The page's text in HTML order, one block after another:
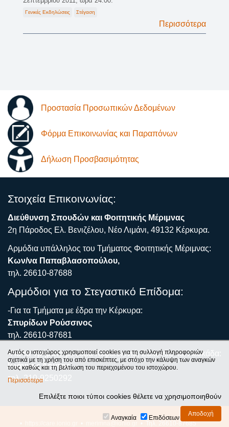
Γενικές Εκδηλώσεις Στέγαση
Περισσότερα
Προστασία Προσωπικών Δεδομένων
Φόρμα Επικοινωνίας και Παραπόνων
Δήλωση Προσβασιμότητας
Στοιχεία Επικοινωνίας:
Διεύθυνση Σπουδών και Φοιτητικής Μέριμνας
2η Πάροδος Ελ. Βενιζέλου, Νέο Λιμάνι, 49132 Κέρκυρα.
Αρμόδια υπάλληλος του Τμήματος Φοιτητικής Μέριμνας:
Κων/να Παπαβλασοπούλου,
τηλ. 26610-87688
Αρμόδιοι για το Στεγαστικό Επίδομα:
-Για τα Τμήματα με έδρα την Κέρκυρα:
Σπυρίδων Ρούσσινος
τηλ. 26610-87681
-Για τα Τμήματα με έδρα Κεφαλλονιά, Ζάκυνθο και Λευκάδα:
Ιωάννης Λούτας
τηλ. 210-9250292
• Τηλ. 26610-87685
Αυτός ο ιστοχώρος χρησιμοποιεί cookies για τη συλλογή πληροφοριών
σχετικά με τη χρήση του από επισκέπτες, με στόχο την κάλυψη των αναγκών
τους καθώς και τη βελτίωση του περιεχομένου του ιστοχώρου.
Περισσότερα
Επιλέξτε ποιοι τύποι cookies θέλετε να χρησιμοποιηθούν
Αναγκαία Επιδόσεων